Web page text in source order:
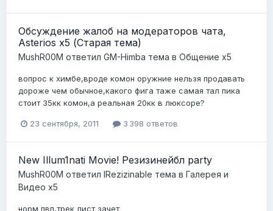
Обсуждение жалоб на модераторов чата,
Asterios х5 (Старая тема)
MushR00M ответил GM-Himba тема в Общение x5
вопрос к химбе,вроде комон оружние нельзя продавать
дороже чем обычное,какого фига таже самая тал пика
стоит 35кк комон,а реальная 20кк в люксоре?
23 сентября, 2011 3 398 ответов
New Illum1nati Movie! Резизинейбл party
MushR00M ответил lRezizinable тема в Галерея и
Видео x5
норм пвп,трек лист зачет